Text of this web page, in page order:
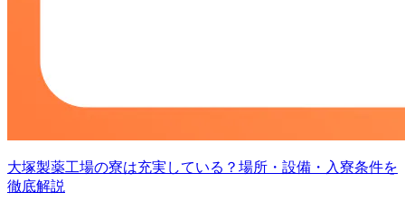
大塚製薬工場の寮は充実している？場所・設備・入寮条件を
徹底解説